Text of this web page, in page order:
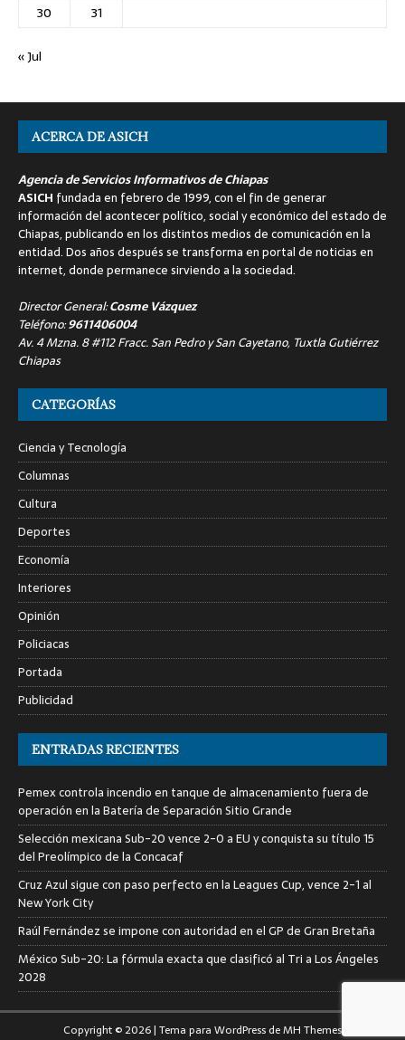
30
31
« Jul
ACERCA DE ASICH
Agencia de Servicios Informativos de Chiapas
ASICH fundada en febrero de 1999, con el fin de generar
información del acontecer político, social y económico del estado de
Chiapas, publicando en los distintos medios de comunicación en la
entidad. Dos años después se transforma en portal de noticias en
internet, donde permanece sirviendo a la sociedad.
Director General:Cosme Vázquez
Teléfono:9611406004
Av. 4 Mzna. 8 #112 Fracc. San Pedro y San Cayetano, Tuxtla Gutiérrez
Chiapas
CATEGORÍAS
Ciencia y Tecnología
Columnas
Cultura
Deportes
Economía
Interiores
Opinión
Policiacas
Portada
Publicidad
ENTRADAS RECIENTES
Pemex controla incendio en tanque de almacenamiento fuera de
operación en la Batería de Separación Sitio Grande
Selección mexicana Sub-20 vence 2-0 a EU y conquista su título 15
del Preolímpico de la Concacaf
Cruz Azul sigue con paso perfecto en la Leagues Cup, vence 2-1 al
New York City
Raúl Fernández se impone con autoridad en el GP de Gran Bretaña
México Sub-20: La fórmula exacta que clasificó al Tri a Los Ángeles
2028
Copyright © 2026 | Tema para WordPress deMH Themes